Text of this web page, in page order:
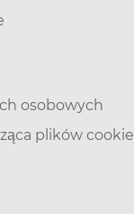
osobowych
plików cookie